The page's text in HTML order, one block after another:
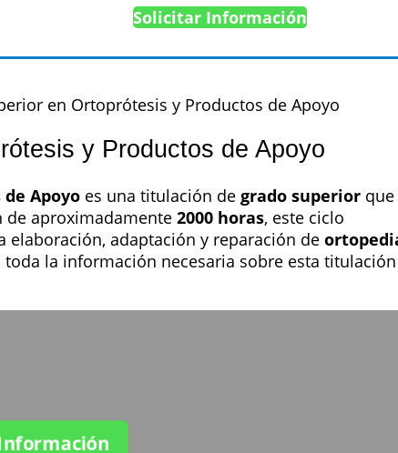
Solicitar Información
en Ortoprótesis y Productos de Apoyo
y Productos de Apoyo
Apoyo es una titulación de grado superior que
de aproximadamente 2000 horas, este ciclo
adaptación y reparación de
la información necesaria sobre esta